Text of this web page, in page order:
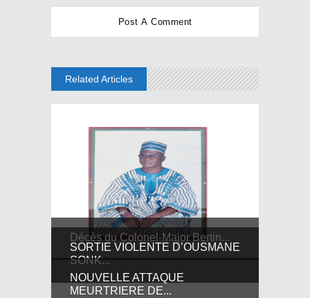
Related Articles
Décès du Colonel-Major Bertin...
SORTIE VIOLENTE D’OUSMANE
SONK...
NOUVELLE ATTAQUE
MEURTRIERE DE...